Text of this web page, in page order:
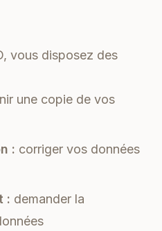
vous disposez des
une copie de vos
: corriger vos données
: demander la